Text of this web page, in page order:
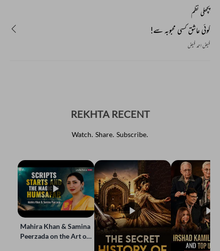
پچھلی نظم
کوئی عاشق کسی محبوبہ سے!
فیض احمد فیض
REKHTA RECENT
Watch. Share. Subscribe.
Mahira Khan & Samina
Peerzada on the Art of